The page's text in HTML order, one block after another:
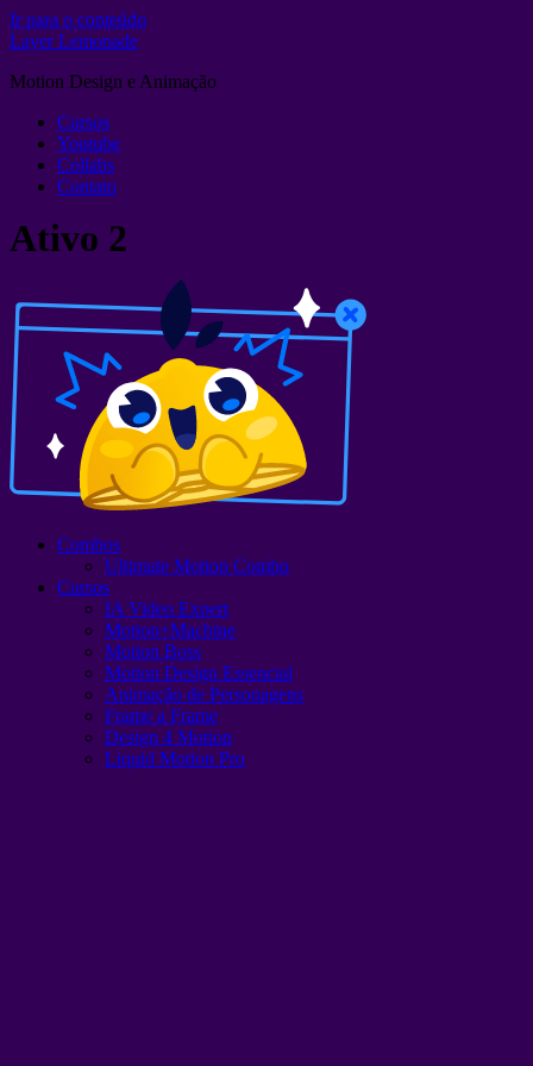
Ir para o conteúdo
Layer Lemonade
Motion Design e Animação
Cursos
Youtube
Collabs
Contato
Ativo 2
Combos
Ultimate Motion Combo
Cursos
IA Video Expert
Motion+Machine
Motion Boss
Motion Design Essencial
Animação de Personagens
Frame a Frame
Design 4 Motion
Liquid Motion Pro